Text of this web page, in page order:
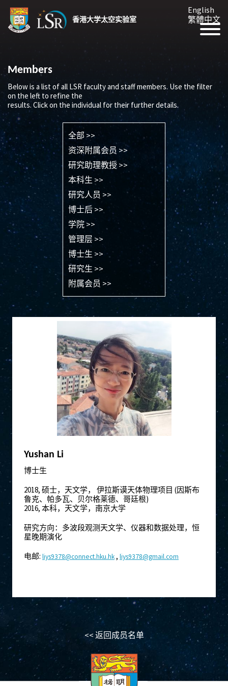
香港大学太空实验室
English
繁體中文
Members
Below is a list of all LSR faculty and staff members. Use the filter
on the left to refine the
results. Click on the individual for their further details.
全部 >>
资深附属会员 >>
研究助理教授 >>
本科生 >>
研究人员 >>
博士后 >>
学院 >>
管理层 >>
博士生 >>
研究生 >>
附属会员 >>
Yushan Li
博士生
2018, 硕士，天文学， 伊拉斯谟天体物理项目 (因斯布
鲁克、帕多瓦、贝尔格莱德、哥廷根)
2016, 本科，天文学，南京大学
研究方向：多波段观测天文学、仪器和数据处理，恒
星晚期演化
电邮: liys9378@connect.hku.hk, liys9378@gmail.com
<< 返回成员名单